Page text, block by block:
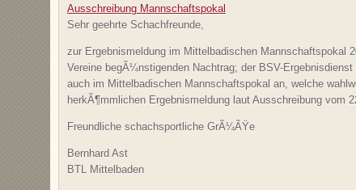
Ausschreibung Mannschaftspokal
Sehr geehrte Schachfreunde,
zur Ergebnismeldung im Mittelbadischen Mannschaftspokal
Vereine begÃ¼nstigenden Nachtrag; der BSV-
auch im Mittelbadischen Mannschaftspokal an, welche
herkÃ¶mmlichen Ergebnismeldung laut Ausschreibung vom
Freundliche schachsportliche GrÃ¼ÃŸe
Bernhard Ast
BTL Mittelbaden